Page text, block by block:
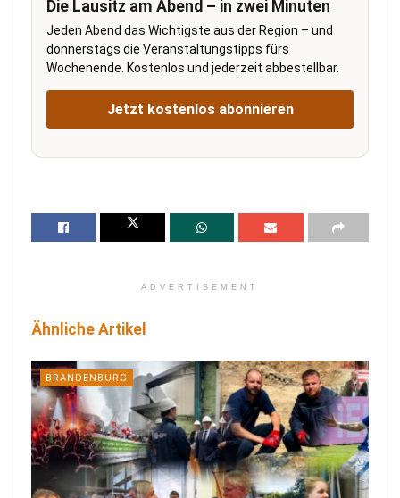
Die Lausitz am Abend – in zwei Minuten
Jeden Abend das Wichtigste aus der Region – und
donnerstags die Veranstaltungstipps fürs
Wochenende. Kostenlos und jederzeit abbestellbar.
Jetzt kostenlos abonnieren
ADVERTISEMENT
Ähnliche Artikel
BRANDENBURG